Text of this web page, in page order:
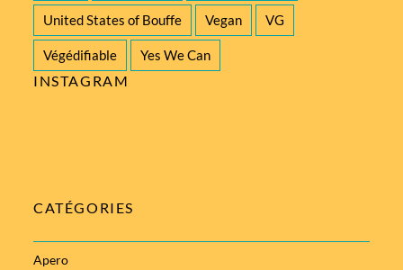
United States of Bouffe Vegan VG
Végédifiable Yes We Can
INSTAGRAM
CATÉGORIES
Apero